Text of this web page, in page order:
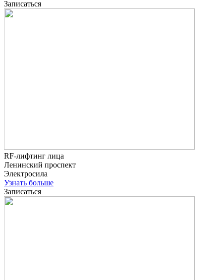
Записаться
RF-лифтинг лица
Ленинский проспект
Электросила
Узнать больше
Записаться